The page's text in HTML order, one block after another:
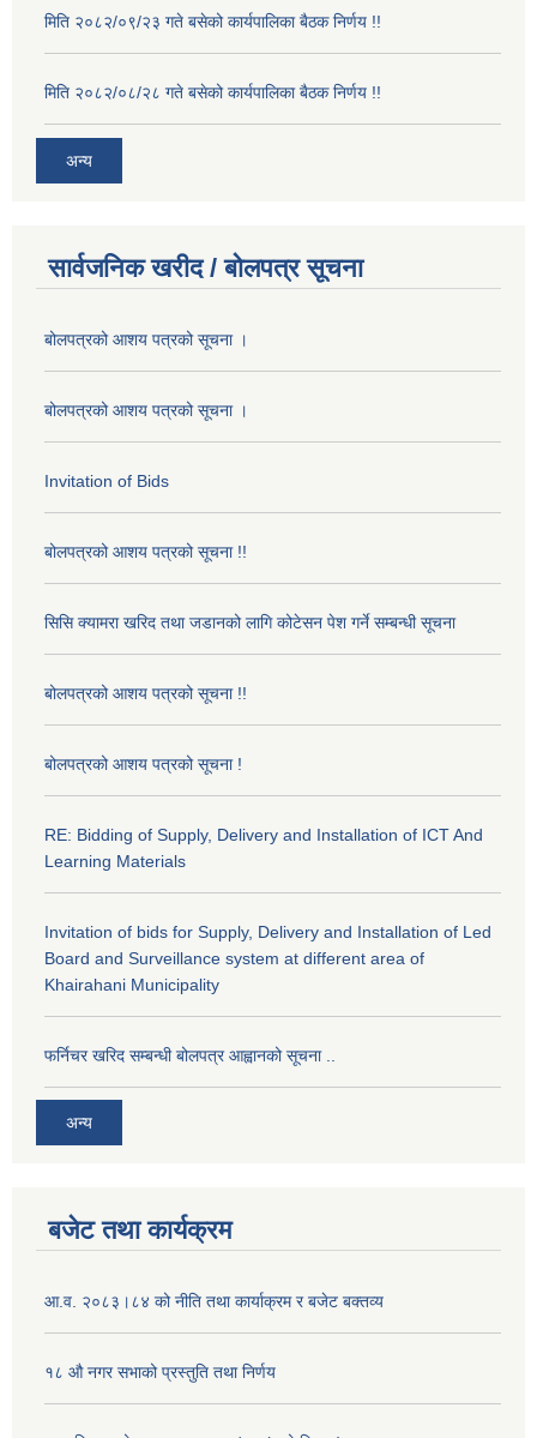
मिति २०८२/०९/२३ गते बसेको कार्यपालिका बैठक निर्णय !!
मिति २०८२/०८/२८ गते बसेको कार्यपालिका बैठक निर्णय !!
अन्य
सार्वजनिक खरीद / बोलपत्र सूचना
बोलपत्रको आशय पत्रको सूचना ।
बोलपत्रको आशय पत्रको सूचना ।
Invitation of Bids
बोलपत्रको आशय पत्रको सूचना !!
सिसि क्यामरा खरिद तथा जडानको लागि कोटेसन पेश गर्ने सम्बन्धी सूचना
बोलपत्रको आशय पत्रको सूचना !!
बोलपत्रको आशय पत्रको सूचना !
RE: Bidding of Supply, Delivery and Installation of ICT And
Learning Materials
Invitation of bids for Supply, Delivery and Installation of Led
Board and Surveillance system at different area of
Khairahani Municipality
फर्निचर खरिद सम्बन्धी बोलपत्र आह्वानको सूचना ..
अन्य
बजेट तथा कार्यक्रम
आ.व. २०८३।८४ को नीति तथा कार्याक्रम र बजेट बक्तव्य
१८ औ नगर सभाको प्रस्तुति तथा निर्णय